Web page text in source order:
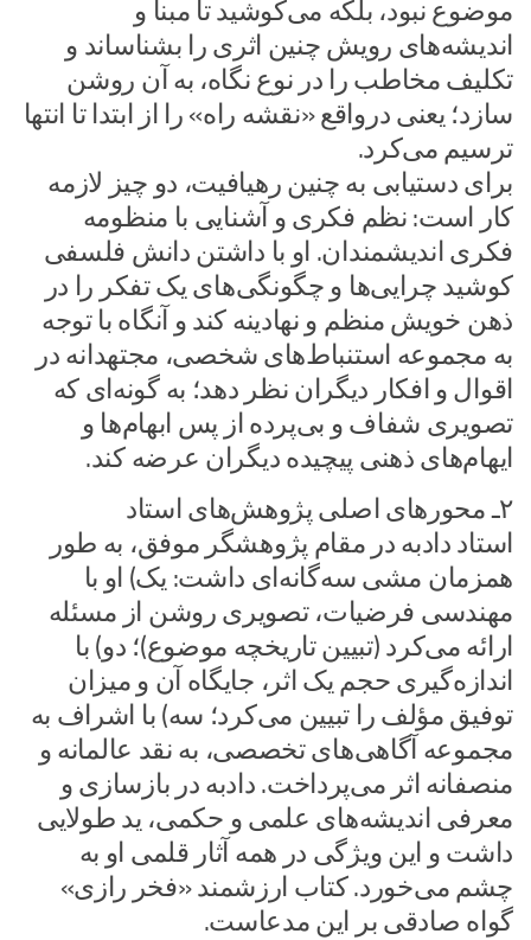
موضوع نبود، بلکه می‌کوشید تا مبنا و
اندیشه‌های رویش چنین اثری را بشناساند و
تکلیف مخاطب را در نوع نگاه، به آن روشن
سازد؛ یعنی درواقع «نقشه راه» را از ابتدا تا انتها
ترسیم می‌کرد.
برای دستیابی به چنین رهیافیت، دو چیز لازمه
کار است: نظم فکری و آشنایی با منظومه
فکری اندیشمندان. او با داشتن دانش فلسفی
کوشید چرایی‌ها و چگونگی‌های یک تفکر را در
ذهن خویش منظم و نهادینه کند و آنگاه با توجه
به مجموعه استنباط‌های شخصی، مجتهدانه در
اقوال و افکار دیگران نظر دهد؛ به گونه‌ای که
تصویری شفاف و بی‌پرده از پس ابهام‌ها و
ایهام‌های ذهنی پیچیده دیگران عرضه کند.
۲ـ محورهای اصلی پژوهش‌های استاد
استاد دادبه در مقام پژوهشگر موفق، به طور
همزمان مشی سه‌گانه‌ای داشت: یک) او با
مهندسی فرضیات، تصویری روشن از مسئله
ارائه می‌کرد (تبیین تاریخچه موضوع)؛ دو) با
اندازه‌گیری حجم یک اثر، جایگاه آن و میزان
توفیق مؤلف را تبیین می‌کرد؛ سه) با اشراف به
مجموعه آگاهی‌های تخصصی، به نقد عالمانه و
منصفانه اثر می‌پرداخت. دادبه در بازسازی و
معرفی اندیشه‌های علمی و حکمی، ید طولایی
داشت و این ویژگی در همه آثار قلمی او به
چشم می‌خورد. کتاب ارزشمند «فخر رازی»
گواه صادقی بر این مدعاست.